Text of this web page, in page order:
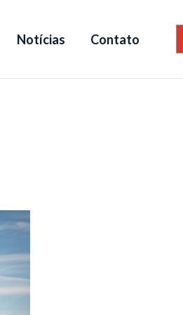
Notícias Contato